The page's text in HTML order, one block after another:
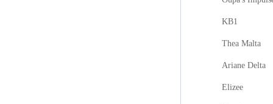
KB1
Thea Malta
Ariane Delta
Elizee